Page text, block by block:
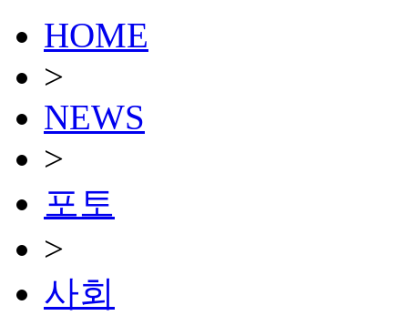
HOME
>
NEWS
>
포토
>
사회